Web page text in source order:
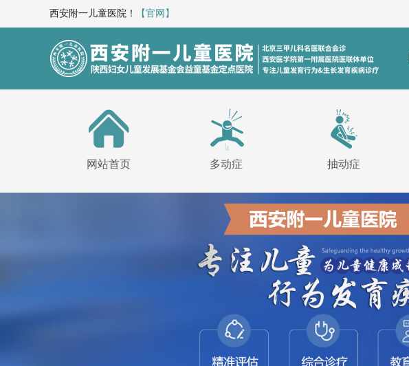
西安附一儿童医院！ 【官网】
网站首页 多动症 抽动症